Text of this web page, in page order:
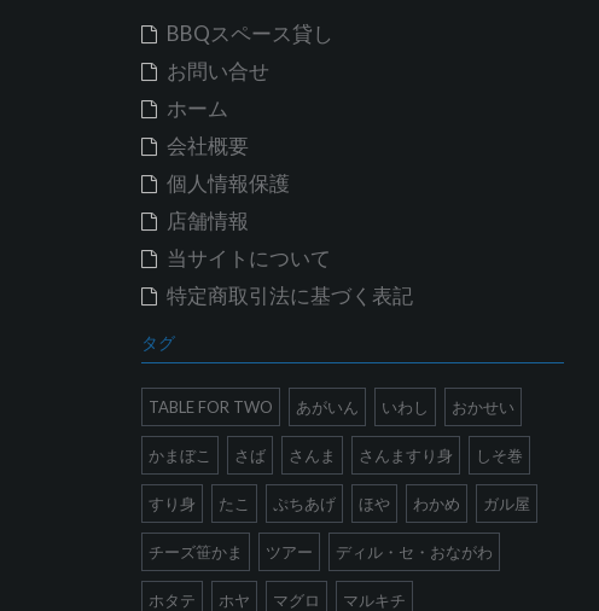
BBQスペース貸し
お問い合せ
ホーム
会社概要
個人情報保護
店舗情報
当サイトについて
特定商取引法に基づく表記
タグ
TABLE FOR TWO あがいん いわし おかせい
かまぼこ さば さんま さんますり身 しそ巻
すり身 たこ ぷちあげ ほや わかめ ガル屋
チーズ笹かま ツアー ディル・セ・おながわ
ホタテ ホヤ マグロ マルキチ